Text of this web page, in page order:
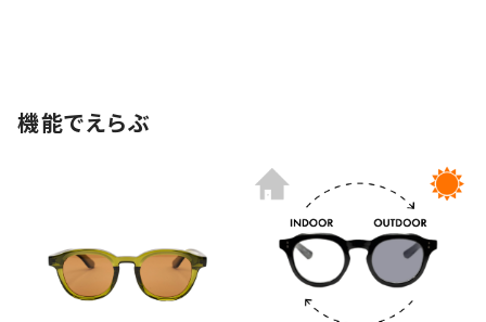
機能でえらぶ